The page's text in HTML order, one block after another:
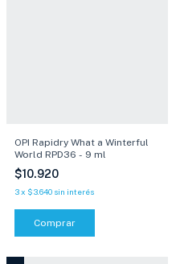
OPI Rapidry What a Winterful
World RPD36 - 9 ml
$10.920
3 x $3.640 sin interés
Comprar